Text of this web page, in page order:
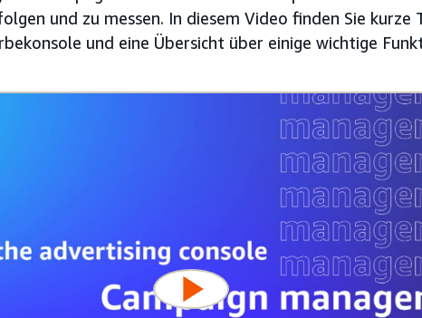
und zu messen. In diesem Video finden Sie kurze
und eine Übersicht über einige wichtige